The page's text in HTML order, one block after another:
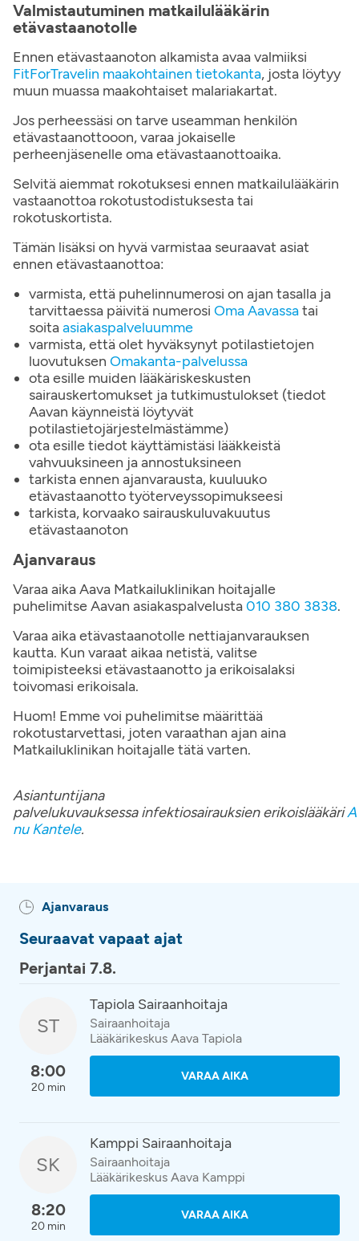
Valmistautuminen matkailulääkärin
etävastaanotolle
Ennen etävastaanoton alkamista avaa valmiiksi
FitForTravelin maakohtainen tietokanta, josta löytyy
muun muassa maakohtaiset malariakartat.
Jos perheessäsi on tarve useamman henkilön
etävastaanottooon, varaa jokaiselle
perheenjäsenelle oma etävastaanottoaika.
Selvitä aiemmat rokotuksesi ennen matkailulääkärin
vastaanottoa rokotustodistuksesta tai
rokotuskortista.
Tämän lisäksi on hyvä varmistaa seuraavat asiat
ennen etävastaanottoa:
varmista, että puhelinnumerosi on ajan tasalla ja
tarvittaessa päivitä numerosi Oma Aavassatai
soitaasiakaspalveluumme
varmista, että olet hyväksynyt potilastietojen
luovutuksen Omakanta-palvelussa
ota esille muiden lääkäriskeskusten
sairauskertomukset ja tutkimustulokset (tiedot
Aavan käynneistä löytyvät
potilastietojärjestelmästämme)
ota esille tiedot käyttämistäsi lääkkeistä
vahvuuksineen ja annostuksineen
tarkista ennen ajanvarausta, kuuluuko
etävastaanotto työterveyssopimukseesi
tarkista, korvaako sairauskuluvakuutus
etävastaanoton
Ajanvaraus
Varaa aika Aava Matkailuklinikan hoitajalle
puhelimitse Aavan asiakaspalvelusta010 380 3838.
Varaa aika etävastaanotolle nettiajanvarauksen
kautta. Kun varaat aikaa netistä, valitse
toimipisteeksi etävastaanotto ja erikoisalaksi
toivomasi erikoisala.
Huom! Emme voi puhelimitse määrittää
rokotustarvettasi, joten varaathan ajan aina
Matkailuklinikan hoitajalle tätä varten.
Asiantuntijana
palvelukuvauksessainfektiosairauksien erikoislääkäriA
nu Kantele.
Ajanvaraus
Seuraavat vapaat ajat
Perjantai 7.8.
ST
8:00
20 min
Tapiola Sairaanhoitaja
Sairaanhoitaja
Lääkärikeskus Aava Tapiola
VARAA AIKA
SK
8:20
20 min
Kamppi Sairaanhoitaja
Sairaanhoitaja
Lääkärikeskus Aava Kamppi
VARAA AIKA